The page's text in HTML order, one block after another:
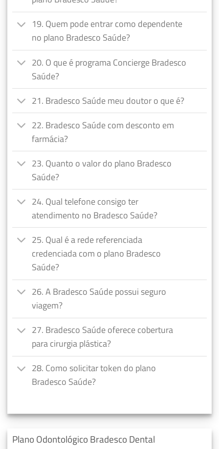
19. Quem pode entrar como dependente
no plano Bradesco Saúde?
20. O que é programa Concierge Bradesco
Saúde?
21. Bradesco Saúde meu doutor o que é?
22. Bradesco Saúde com desconto em
farmácia?
23. Quanto o valor do plano Bradesco
Saúde?
24. Qual telefone consigo ter
atendimento no Bradesco Saúde?
25. Qual é a rede referenciada
credenciada com o plano Bradesco
Saúde?
26. A Bradesco Saúde possui seguro
viagem?
27. Bradesco Saúde oferece cobertura
para cirurgia plástica?
28. Como solicitar token do plano
Bradesco Saúde?
Plano Odontológico Bradesco Dental